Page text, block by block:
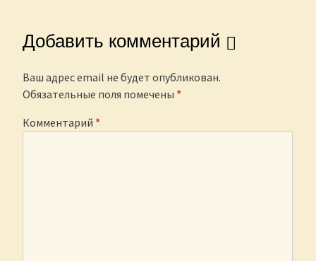
Добавить комментарий
Ваш адрес email не будет опубликован.
Обязательные поля помечены *
Комментарий *